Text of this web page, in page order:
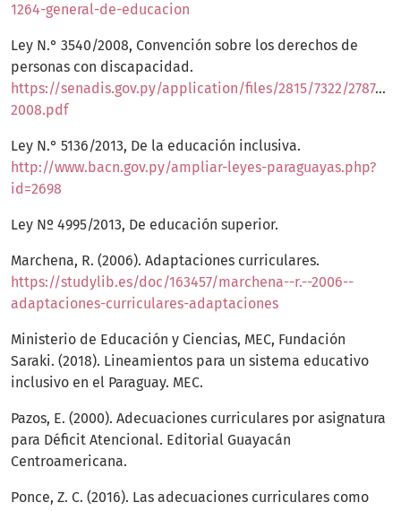
1264-general-de-educacion
Ley N.° 3540/2008, Convención sobre los derechos de
personas con discapacidad.
https://senadis.gov.py/application/files/2815/7322/2787/
2008.pdf
Ley N.° 5136/2013, De la educación inclusiva.
http://www.bacn.gov.py/ampliar-leyes-paraguayas.php?
id=2698
Ley Nº 4995/2013, De educación superior.
Marchena, R. (2006). Adaptaciones curriculares.
https://studylib.es/doc/163457/marchena--r.--2006--
adaptaciones-curriculares-adaptaciones
Ministerio de Educación y Ciencias, MEC, Fundación
Saraki. (2018). Lineamientos para un sistema educativo
inclusivo en el Paraguay. MEC.
Pazos, E. (2000). Adecuaciones curriculares por asignatura
para Déficit Atencional. Editorial Guayacán
Centroamericana.
Ponce, Z. C. (2016). Las adecuaciones curriculares como